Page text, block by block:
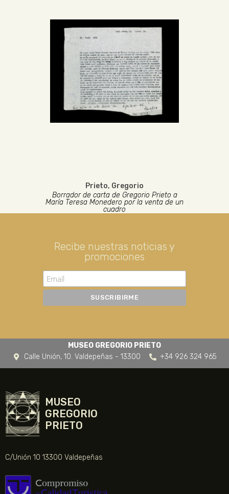
Prieto, Gregorio
Borrador de carta de Gregorio Prieto a
María Teresa Monedero por la venta de un
cuadro
Recibe nuestras noticias y
promociones
MUSEO GREGORIO PRIETO
Calle Unión, 10. Valdepeñas - 13300
+34 926 324 965
MUSEO
GREGORIO
PRIETO
C/Unión 10 13300 Valdepeñas